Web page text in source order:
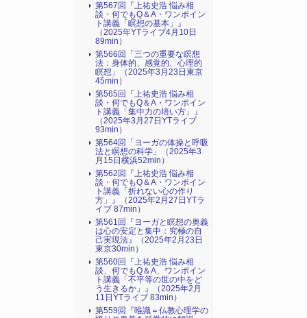
第567回『上祐史浩 悩み相
談・何でもQ＆A・ワンポイン
ト講義「瞑想の基本」』
（2025年YTライブ4月10日
89min）
第566回「三つの重要な瞑想
法：身体的、感覚的、心理的
瞑想」（2025年3月23日東京
45min）
第565回『上祐史浩 悩み相
談・何でもQ＆A・ワンポイン
ト講義「集中力の培い方」』
（2025年3月27日YTライブ
93min）
第564回「ヨーガの体操と呼吸
法と瞑想の科学」（2025年3
月15日横浜52min）
第562回『上祐史浩 悩み相
談・何でもQ＆A・ワンポイン
ト講義「折れない心の作り
方」』（2025年2月27日YTラ
イブ 87min）
第561回『ヨーガと瞑想の奥義
は心の安定と集中：究極の自
己実現法』（2025年2月23日
東京30min）
第560回『上祐史浩 悩み相
談、何でもQ＆A、ワンポイン
ト講義「不平等の世の中をど
う生きるか」』（2025年2月
11日YTライブ 83min）
第559回『唯識＝仏教心理学の